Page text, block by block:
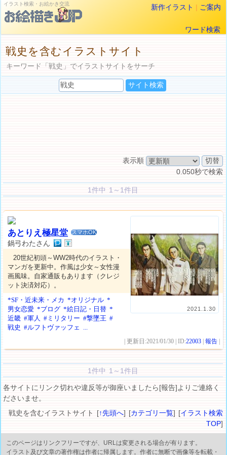
イラスト検索・お絵かき交流 新作イラスト | ご案内
ワード検索
戦史を含むイラストサイト
キーワード「戦史」でイラストサイトをサーチ
表示順
0.050秒で検索
1件中 1～1件目
2021.1.30
あとりえ極星堂 スマホOK
鍋弓わたさん
20世紀初頭～WW2時代のイラスト・
マンガを更新中。作風は少女～女性漫
画風味。自家通販もあります（クレジ
ット決済対応）。
*SF・近未来・メカ *オリジナル *
男女恋愛 *ブログ *絵日記・日替 *
近畿 #軍人 #ミリタリー #撃墜王 #
戦史 #ルフトヴァッフェ ...
| 更新日:2021/01/30 | ID:22003 |報告
1件中 1～1件目
各サイトにリンク切れや違反等が御座いましたら[報告]よりご連絡く
ださいませ。
戦史を含むイラストサイト [↑先頭へ] [カテゴリ一覧] [イラスト検索
TOP]
このページはリンクフリーですが、URLは変更される場合が有ります。
イラスト及び文章の著作権は作者に帰属します。作者に無断で画像等を転載・